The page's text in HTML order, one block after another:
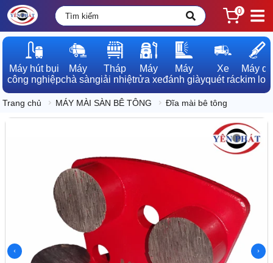
0
Máy hút bụi
công nghiệp
Máy
chà sàn
Tháp
giải nhiệt
Máy
rửa xe
Máy
đánh giày
Xe
quét rác
Máy dò
kim loại
Trang chủ MÁY MÀI SÀN BÊ TÔNG Đĩa mài bê tông